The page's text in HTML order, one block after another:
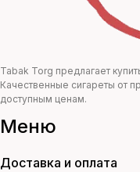
Tabak Torg предлагает
Качественные сигареты от
доступным ценам.
Меню
Доставка и оплата